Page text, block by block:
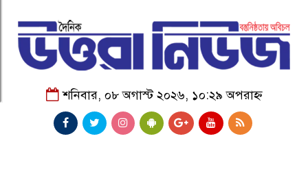
শনিবার, ০৮ অগাস্ট ২০২৬, ১০:২৯ অপরাহ্ন